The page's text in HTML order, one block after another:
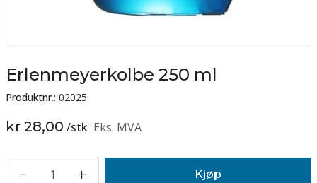
Erlenmeyerkolbe 250 ml
Produktnr.: 02025
kr 28,00 /stk Eks. MVA
1 Kjøp